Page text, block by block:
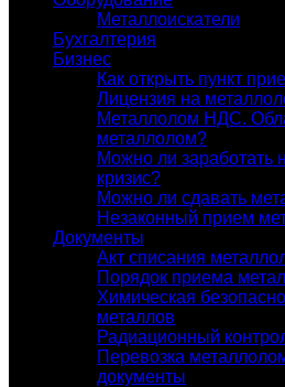
Металлоискатели
Бухгалтерия
Бизнес
Как открыть пункт
Лицензия на
Металлолом НДС.
металлолом?
Можно ли заработать
кризис?
Можно ли сдавать
Незаконный прием
Документы
Акт списания
Порядок приема
Химическая
металлов
Радиационный
Перевозка
документы